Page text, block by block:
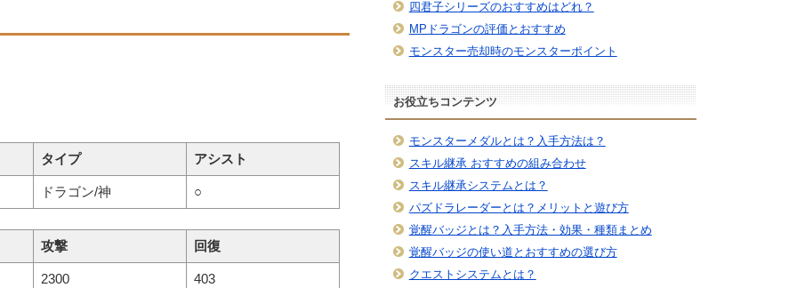
タイプ アシスト
ドラゴン/神 ○
攻撃 回復
2300 403
四君子シリーズのおすすめはどれ？
MPドラゴンの評価とおすすめ
モンスター売却時のモンスターポイント
お役立ちコンテンツ
モンスターメダルとは？入手方法は？
スキル継承 おすすめの組み合わせ
スキル継承システムとは？
パズドラレーダーとは？メリットと遊び方
覚醒バッジとは？入手方法・効果・種類まとめ
覚醒バッジの使い道とおすすめの選び方
クエストシステムとは？